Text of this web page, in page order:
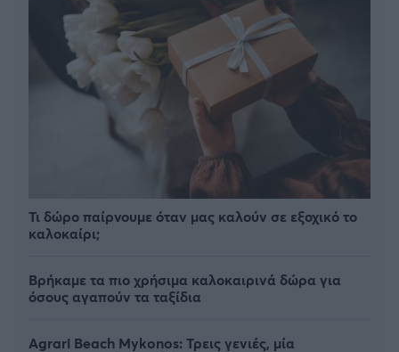
Τι δώρο παίρνουμε όταν μας καλούν σε εξοχικό το
καλοκαίρι;
Βρήκαμε τα πιο χρήσιμα καλοκαιρινά δώρα για
όσους αγαπούν τα ταξίδια
Agrari Beach Mykonos: Τρεις γενιές, μία